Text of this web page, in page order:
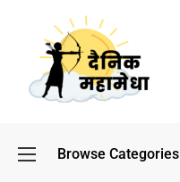
Browse Categories